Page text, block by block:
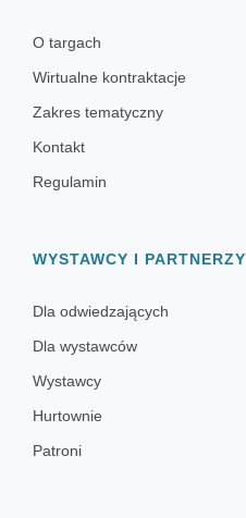
O targach
Wirtualne kontraktacje
Zakres tematyczny
Kontakt
Regulamin
WYSTAWCY I PARTNERZY
Dla odwiedzających
Dla wystawców
Wystawcy
Hurtownie
Patroni